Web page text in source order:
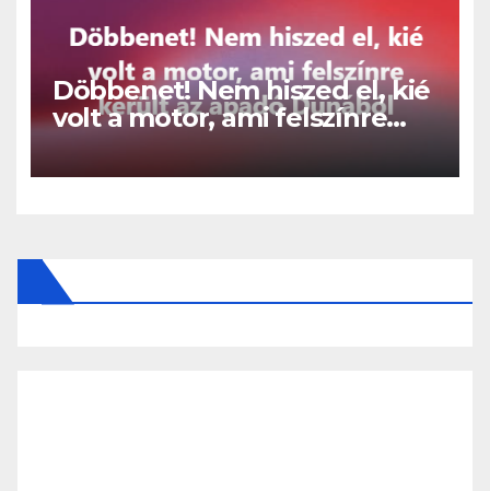
Döbbenet! Nem hiszed el, kié
volt a motor, ami felszínre
került az apadó Dunából